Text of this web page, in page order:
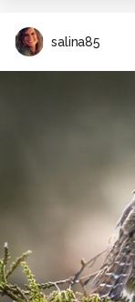
salina85